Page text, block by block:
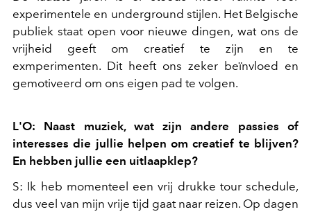
experimentele en underground stijlen. Het Belgische
publiek staat open voor nieuwe dingen, wat ons de
vrijheid geeft om creatief te zijn en te
exmperimenten. Dit heeft ons zeker beïnvloed en
gemotiveerd om ons eigen pad te volgen.
L'O: Naast muziek, wat zijn andere passies of
interesses die jullie helpen om creatief te blijven?
En hebben jullie een uitlaapklep?
S: Ik heb momenteel een vrij drukke tour schedule,
dus veel van mijn vrije tijd gaat naar reizen. Op dagen